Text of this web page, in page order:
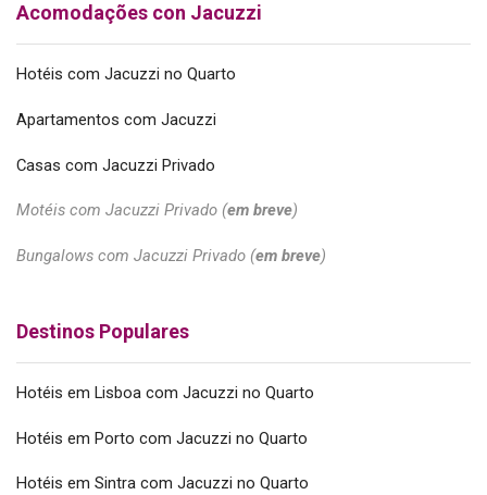
Acomodações con Jacuzzi
Hotéis com Jacuzzi no Quarto
Apartamentos com Jacuzzi
Casas com Jacuzzi Privado
Motéis com Jacuzzi Privado (em breve)
Bungalows com Jacuzzi Privado (em breve)
Destinos Populares
Hotéis em Lisboa com Jacuzzi no Quarto
Hotéis em Porto com Jacuzzi no Quarto
Hotéis em Sintra com Jacuzzi no Quarto